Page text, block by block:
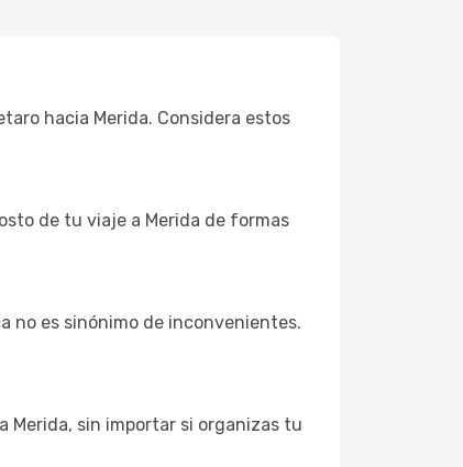
hacia Merida. Considera estos
de tu viaje a Merida de formas
no es sinónimo de inconvenientes.
Merida, sin importar si organizas tu